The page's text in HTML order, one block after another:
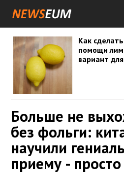
Как
помощи
вариант
Больше не
без фольги:
научили
приему -